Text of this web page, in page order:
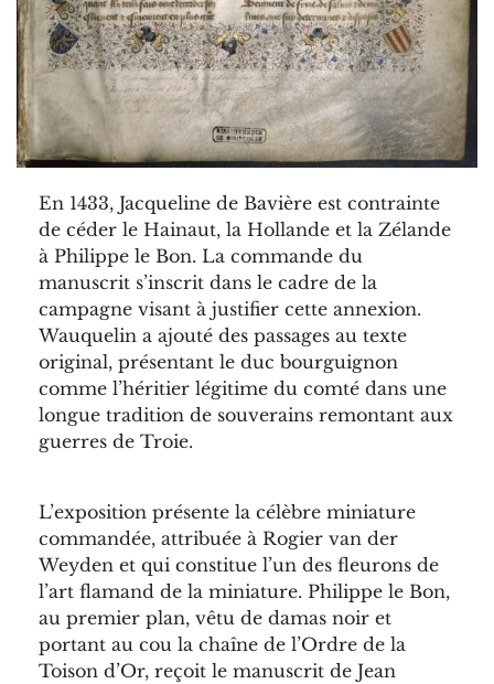
En 1433, Jacqueline de Bavière est contrainte
de céder le Hainaut, la Hollande et la Zélande
à Philippe le Bon. La commande du
manuscrit s’inscrit dans le cadre de la
campagne visant à justifier cette annexion.
Wauquelin a ajouté des passages au texte
original, présentant le duc bourguignon
comme l’héritier légitime du comté dans une
longue tradition de souverains remontant aux
guerres de Troie.
L’exposition présente la célèbre miniature
commandée, attribuée à Rogier van der
Weyden et qui constitue l’un des fleurons de
l’art flamand de la miniature. Philippe le Bon,
au premier plan, vêtu de damas noir et
portant au cou la chaîne de l’Ordre de la
Toison d’Or, reçoit le manuscrit de Jean